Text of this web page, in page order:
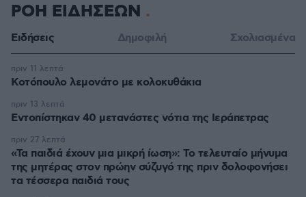
ΡΟΗ ΕΙΔΗΣΕΩΝ
Ειδήσεις Δημοφιλή Σχολιασμένα
Κοτόπουλο λεμονάτο με κολοκυθάκια
πριν 11 λεπτά
Εντοπίστηκαν 40 μετανάστες νότια της Ιεράπετρας
πριν 13 λεπτά
«Τα παιδιά έχουν μια μικρή ίωση»: Το τελευταίο μήνυμα
της μητέρας στον πρώην σύζυγό της πριν δολοφονήσει
τα τέσσερα παιδιά τους
πριν 27 λεπτά